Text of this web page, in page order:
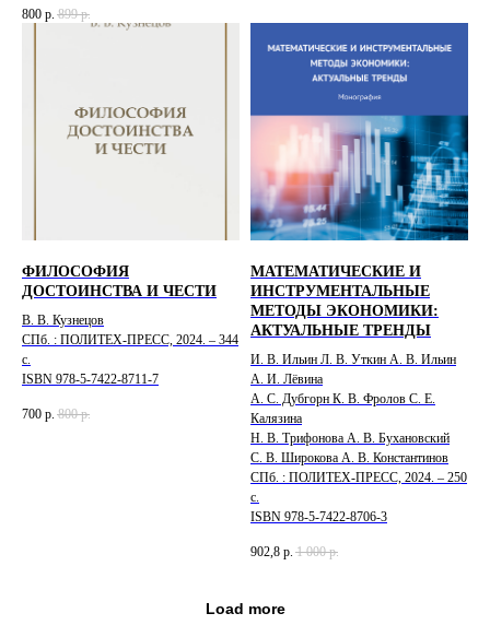
800 р. 899 р.
ФИЛОСОФИЯ
ДОСТОИНСТВА И ЧЕСТИ
В. В. Кузнецов
СПб. : ПОЛИТЕХ-ПРЕСС, 2024. – 344
с.
ISBN 978-5-7422-8711-7
700 р. 800 р.
МАТЕМАТИЧЕСКИЕ И
ИНСТРУМЕНТАЛЬНЫЕ
МЕТОДЫ ЭКОНОМИКИ:
АКТУАЛЬНЫЕ ТРЕНДЫ
И. В. Ильин Л. В. Уткин А. В. Ильин
А. И. Лёвина
А. С. Дубгорн К. В. Фролов С. Е.
Калязина
Н. В. Трифонова А. В. Бухановский
С. В. Широкова А. В. Константинов
СПб. : ПОЛИТЕХ-ПРЕСС, 2024. – 250
с.
ISBN 978-5-7422-8706-3
902,8 р. 1 000 р.
Load more